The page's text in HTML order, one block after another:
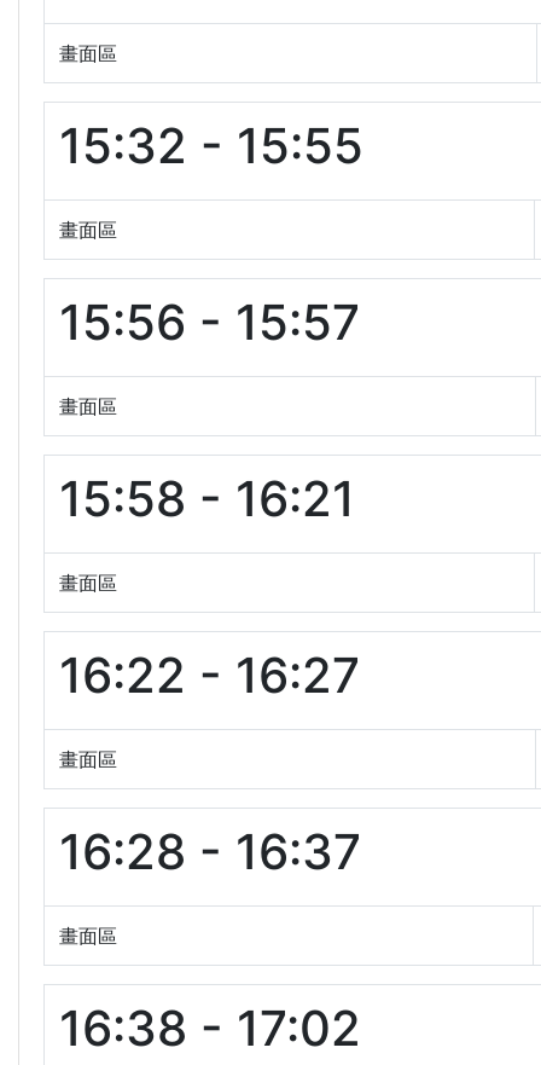
畫面區
15:32 - 15:55
畫面區
15:56 - 15:57
畫面區
15:58 - 16:21
畫面區
16:22 - 16:27
畫面區
16:28 - 16:37
畫面區
16:38 - 17:02